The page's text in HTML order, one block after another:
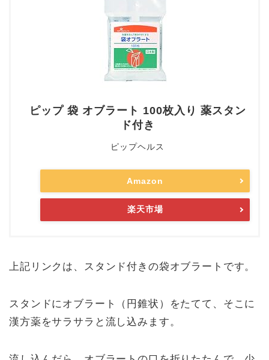
ピップ 袋 オブラート 100枚入り 薬スタン
ド付き
ピップヘルス
Amazon
楽天市場
上記リンクは、スタンド付きの袋オブラートです。
スタンドにオブラート（円錐状）をたてて、そこに
漢方薬をサラサラと流し込みます。